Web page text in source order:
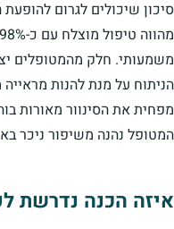
סיכון שיכולים לגרום
משמעותי. חלק מהמטופלים
הניתוח על מנת להנות
מפחית את הסינוור מאורות
המטופל נהנה משיפור ניכר
איזה הכנה נדרשת